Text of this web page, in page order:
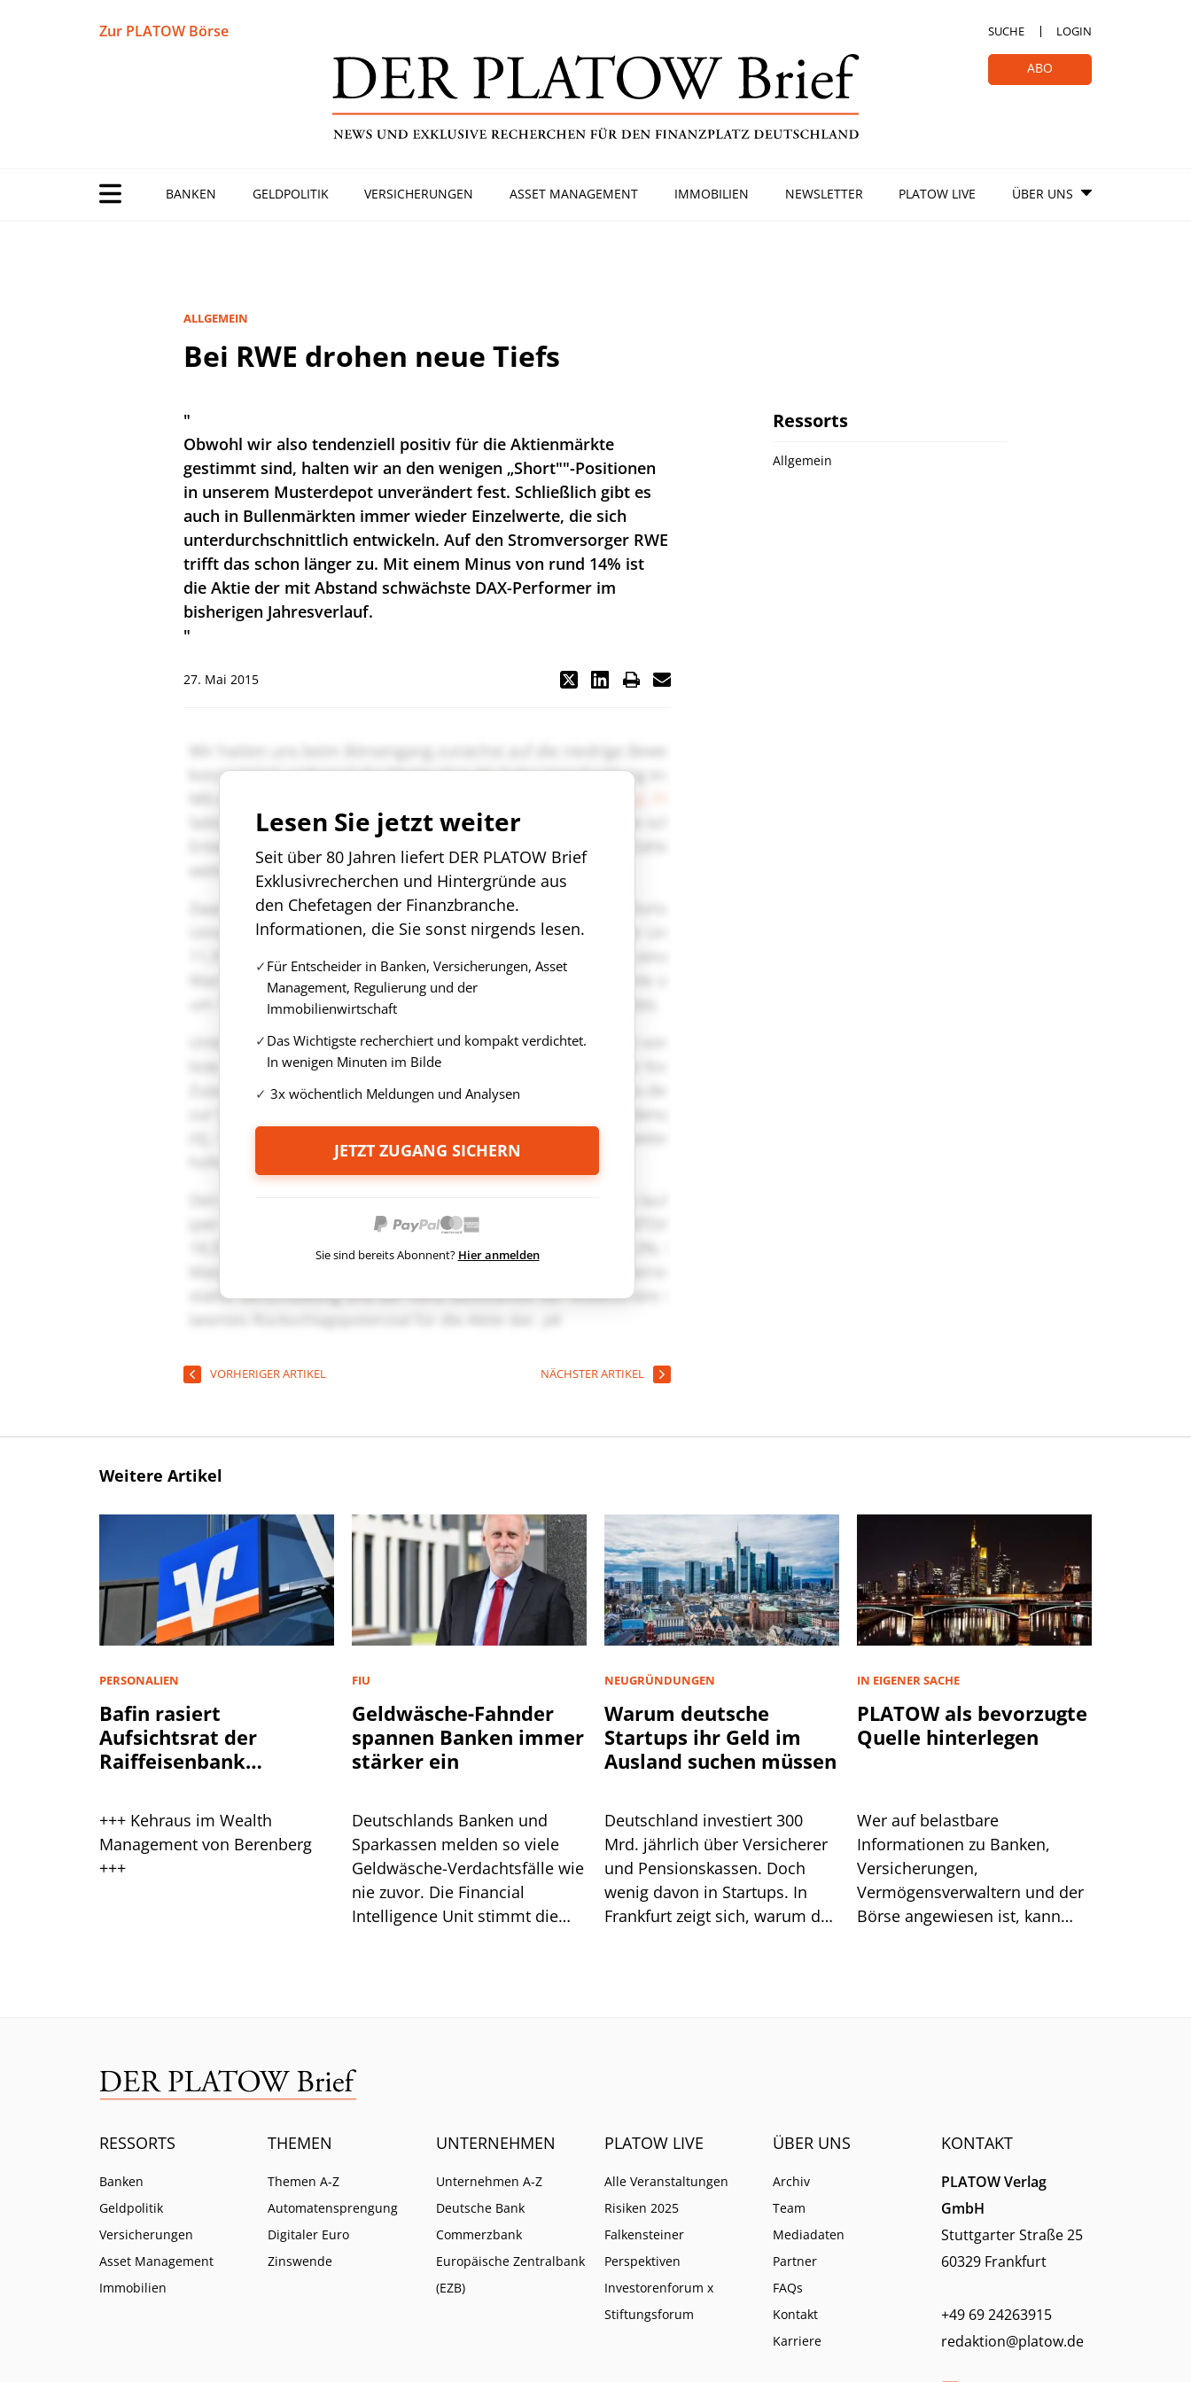
Zur PLATOW Börse SUCHE LOGIN
ABO
BANKEN GELDPOLITIK VERSICHERUNGEN ASSET MANAGEMENT IMMOBILIEN NEWSLETTER PLATOW LIVE ÜBER UNS
ALLGEMEIN
Bei RWE drohen neue Tiefs
"
Obwohl wir also tendenziell positiv für die Aktienmärkte
gestimmt sind, halten wir an den wenigen „Short""-Positionen
in unserem Musterdepot unverändert fest. Schließlich gibt es
auch in Bullenmärkten immer wieder Einzelwerte, die sich
unterdurchschnittlich entwickeln. Auf den Stromversorger RWE
trifft das schon länger zu. Mit einem Minus von rund 14% ist
die Aktie der mit Abstand schwächste DAX-Performer im
bisherigen Jahresverlauf.
"
27. Mai 2015
Lesen Sie jetzt weiter
Seit über 80 Jahren liefert DER PLATOW Brief
Exklusivrecherchen und Hintergründe aus
den Chefetagen der Finanzbranche.
Informationen, die Sie sonst nirgends lesen.
Für Entscheider in Banken, Versicherungen, Asset
Management, Regulierung und der
Immobilienwirtschaft
Das Wichtigste recherchiert und kompakt verdichtet.
In wenigen Minuten im Bilde
3x wöchentlich Meldungen und Analysen
JETZT ZUGANG SICHERN
Sie sind bereits Abonnent? Hier anmelden
VORHERIGER ARTIKEL NÄCHSTER ARTIKEL
Ressorts
Allgemein
Weitere Artikel
PERSONALIEN
Bafin rasiert
Aufsichtsrat der
Raiffeisenbank
+++ Kehraus im Wealth
Management von Berenberg
+++
FIU
Geldwäsche-Fahnder
spannen Banken immer
stärker ein
Deutschlands Banken und
Sparkassen melden so viele
Geldwäsche-Verdachtsfälle wie
nie zuvor. Die Financial
Intelligence Unit stimmt die
NEUGRÜNDUNGEN
Warum deutsche
Startups ihr Geld im
Ausland suchen müssen
Deutschland investiert 300
Mrd. jährlich über Versicherer
und Pensionskassen. Doch
wenig davon in Startups. In
Frankfurt zeigt sich, warum das
IN EIGENER SACHE
PLATOW als bevorzugte
Quelle hinterlegen
Wer auf belastbare
Informationen zu Banken,
Versicherungen,
Vermögensverwaltern und der
Börse angewiesen ist, kann
RESSORTS
Banken
Geldpolitik
Versicherungen
Asset Management
Immobilien
THEMEN
Themen A-Z
Automatensprengung
Digitaler Euro
Zinswende
UNTERNEHMEN
Unternehmen A-Z
Deutsche Bank
Commerzbank
Europäische Zentralbank
(EZB)
PLATOW LIVE
Alle Veranstaltungen
Risiken 2025
Falkensteiner
Perspektiven
Investorenforum x
Stiftungsforum
ÜBER UNS
Archiv
Team
Mediadaten
Partner
FAQs
Kontakt
Karriere
KONTAKT
PLATOW Verlag
GmbH
Stuttgarter Straße 25
60329 Frankfurt
+49 69 24263915
redaktion@platow.de